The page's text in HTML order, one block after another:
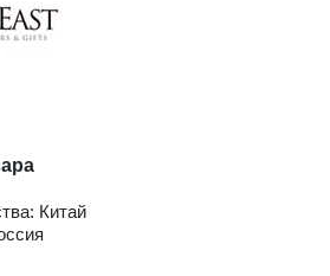
Китай